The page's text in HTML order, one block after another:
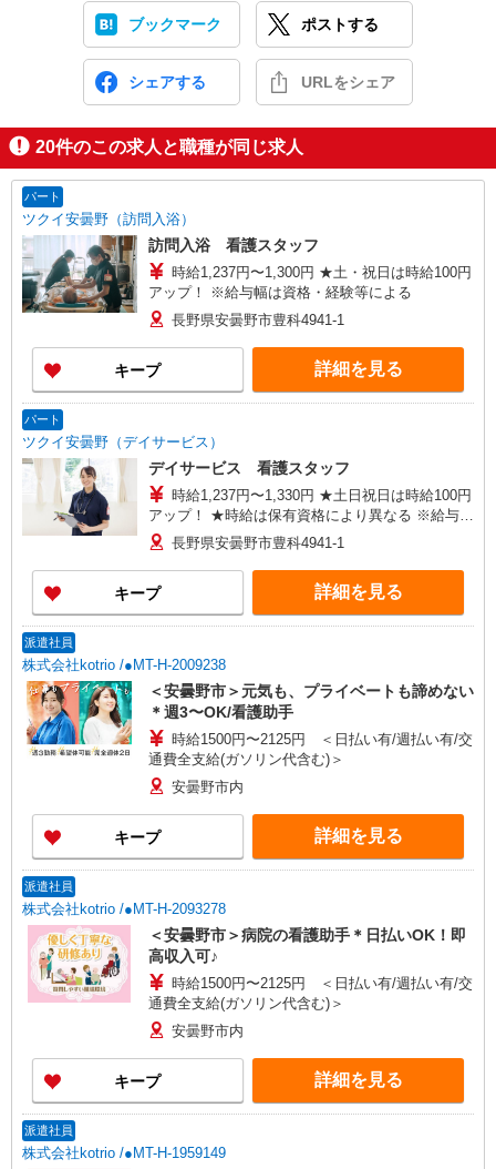
ブックマーク ポストする
シェアする URLをシェア
20件のこの求人と職種が同じ求人
パート
ツクイ安曇野（訪問入浴）
訪問入浴 看護スタッフ
時給1,237円〜1,300円 ★土・祝日は時給100円
アップ！ ※給与幅は資格・経験等による
長野県安曇野市豊科4941-1
キープ 詳細を見る
パート
ツクイ安曇野（デイサービス）
デイサービス 看護スタッフ
時給1,237円〜1,330円 ★土日祝日は時給100円
アップ！ ★時給は保有資格により異なる ※給与幅
は資格・経験等による
長野県安曇野市豊科4941-1
キープ 詳細を見る
派遣社員
株式会社kotrio /●MT-H-2009238
＜安曇野市＞元気も、プライベートも諦めない
＊週3〜OK/看護助手
時給1500円〜2125円 ＜日払い有/週払い有/交
通費全支給(ガソリン代含む)＞
安曇野市内
キープ 詳細を見る
派遣社員
株式会社kotrio /●MT-H-2093278
＜安曇野市＞病院の看護助手＊日払いOK！即
高収入可♪
時給1500円〜2125円 ＜日払い有/週払い有/交
通費全支給(ガソリン代含む)＞
安曇野市内
キープ 詳細を見る
派遣社員
株式会社kotrio /●MT-H-1959149